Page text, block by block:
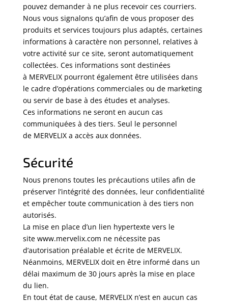
pouvez demander à ne plus recevoir ces courriers.
Nous vous signalons qu’afin de vous proposer des
produits et services toujours plus adaptés, certaines
informations à caractère non personnel, relatives à
votre activité sur ce site, seront automatiquement
collectées. Ces informations sont destinées
à MERVELIX pourront également être utilisées dans
le cadre d’opérations commerciales ou de marketing
ou servir de base à des études et analyses.
Ces informations ne seront en aucun cas
communiquées à des tiers. Seul le personnel
de MERVELIX a accès aux données.
Sécurité
Nous prenons toutes les précautions utiles afin de
préserver l’intégrité des données, leur confidentialité
et empêcher toute communication à des tiers non
autorisés.
La mise en place d’un lien hypertexte vers le
site www.mervelix.com ne nécessite pas
d’autorisation préalable et écrite de MERVELIX.
Néanmoins, MERVELIX doit en être informé dans un
délai maximum de 30 jours après la mise en place
du lien.
En tout état de cause, MERVELIX n’est en aucun cas